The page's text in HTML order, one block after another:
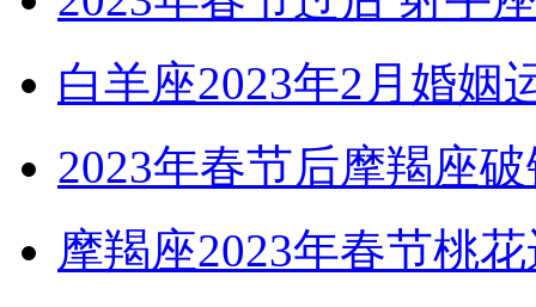
白羊座2023年2月婚姻
2023年春节后摩羯座
摩羯座2023年春节